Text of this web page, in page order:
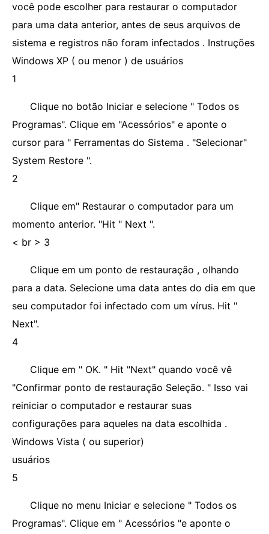
você pode escolher para restaurar o computador
para uma data anterior, antes de seus arquivos de
sistema e registros não foram infectados . Instruções
Windows XP ( ou menor ) de usuários
1
Clique no botão Iniciar e selecione " Todos os
Programas". Clique em "Acessórios" e aponte o
cursor para " Ferramentas do Sistema . "Selecionar"
System Restore ".
2
Clique em" Restaurar o computador para um
momento anterior. "Hit " Next ".
< br > 3
Clique em um ponto de restauração , olhando
para a data. Selecione uma data antes do dia em que
seu computador foi infectado com um vírus. Hit "
Next".
4
Clique em " OK. " Hit "Next" quando você vê
"Confirmar ponto de restauração Seleção. " Isso vai
reiniciar o computador e restaurar suas
configurações para aqueles na data escolhida .
Windows Vista ( ou superior)
usuários
5
Clique no menu Iniciar e selecione " Todos os
Programas". Clique em " Acessórios "e aponte o